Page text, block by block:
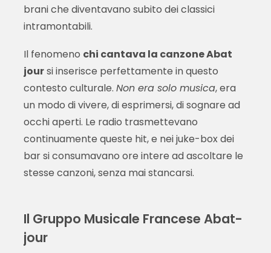
brani che diventavano subito dei classici
intramontabili.
Il fenomeno chi cantava la canzone Abat
joursi inserisce perfettamente in questo
contesto culturale. Non era solo musica, era
un modo di vivere, di esprimersi, di sognare ad
occhi aperti. Le radio trasmettevano
continuamente queste hit, e nei juke-box dei
bar si consumavano ore intere ad ascoltare le
stesse canzoni, senza mai stancarsi.
Il Gruppo Musicale Francese Abat-
jour